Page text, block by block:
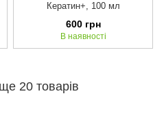
Кератин+, 100 мл
600 грн
В наявності
20 товарів